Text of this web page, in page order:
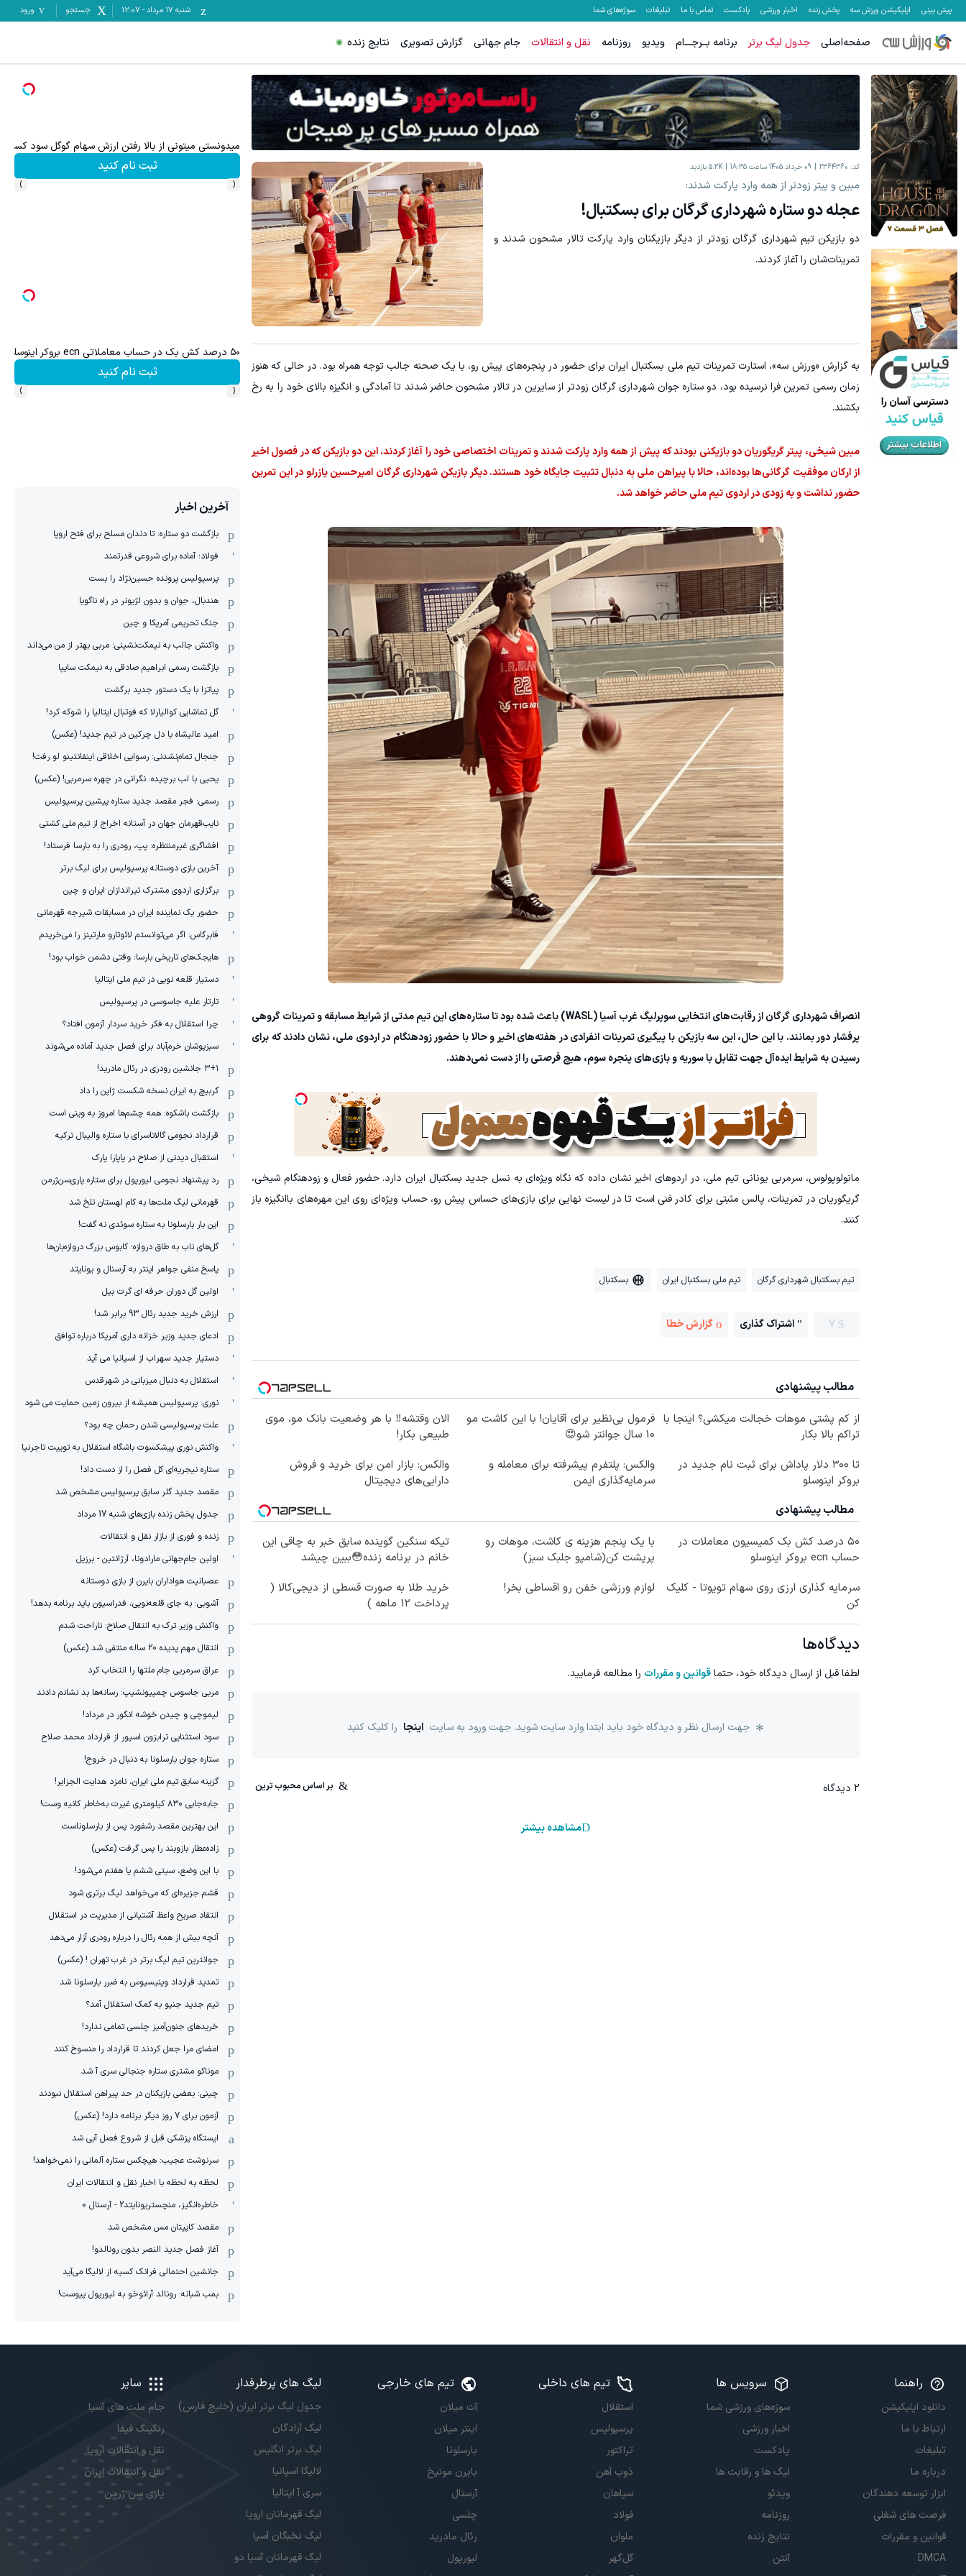
پیش بینی اپلیکیشن ورزش سه پخش زنده اخبار ورزشی پادکست تماس با ما تبلیغات سوژه‌های شما شنبه ۱۷ مرداد -
12:07 جستجو ورود
صفحه‌اصلی جدول لیگ برتر برنامه بــرجـــام ویدیو روزنامه نقل و انتقالات جام جهانی گزارش تصویری نتایج زنده
کد: 2364360 09 خرداد 1405 ساعت 18:35 5.2K بازدید
مبین و پیتر زودتر از همه وارد پارکت شدند:
عجله دو ستاره شهرداری گرگان برای بسکتبال!
دو بازیکن تیم شهرداری گرگان زودتر از دیگر بازیکنان وارد پارکت تالار مشحون شدند و
تمرینات‌شان را آغاز کردند.
به گزارش «ورزش سه»، استارت تمرینات تیم ملی بسکتبال ایران برای حضور در پنجره‌های پیش رو، با یک صحنه جالب توجه همراه بود. در حالی که هنوز
زمان رسمی تمرین فرا نرسیده بود، دو ستاره جوان شهرداری گرگان زودتر از سایرین در تالار مشحون حاضر شدند تا آمادگی و انگیزه بالای خود را به رخ
بکشند.
‏مبین شیخی، پیتر گریگوریان دو بازیکنی بودند که پیش از همه وارد پارکت شدند و تمرینات اختصاصی خود را آغاز کردند. این دو بازیکن که در فصول اخیر
از ارکان موفقیت گرگانی‌ها بوده‌اند، حالا با پیراهن ملی به دنبال تثبیت جایگاه خود هستند. دیگر بازیکن شهرداری گرگان امیرحسین یازرلو در این تمرین
حضور نداشت و به زودی در اردوی تیم ملی حاضر خواهد شد.
انصراف شهرداری گرگان از رقابت‌های انتخابی سوپرلیگ غرب آسیا (WASL) باعث شده بود تا ستاره‌های این تیم مدتی از شرایط مسابقه و تمرینات گروهی
پرفشار دور بمانند. با این حال، این سه بازیکن با پیگیری تمرینات انفرادی در هفته‌های اخیر و حالا با حضور زودهنگام در اردوی ملی، نشان دادند که برای
رسیدن به شرایط ایده‌آل جهت تقابل با سوریه و بازی‌های پنجره سوم، هیچ فرصتی را از دست نمی‌دهند.
مانولوپولوس، سرمربی یونانی تیم ملی، در اردوهای اخیر نشان داده که نگاه ویژه‌ای به نسل جدید بسکتبال ایران دارد. حضور فعال و زودهنگام شیخی،
گریگوریان در تمرینات، پالس مثبتی برای کادر فنی است تا در لیست نهایی برای بازی‌های حساس پیش رو، حساب ویژه‌ای روی این مهره‌های باانگیزه باز
کنند.
تیم بسکتبال شهرداری گرگان تیم ملی بسکتبال ایران بسکتبال
7 اشتراک گذاری گزارش خطا
مطالب پیشنهادی
از کم پشتی موهات خجالت میکشی؟ اینجا با
تراکم بالا بکار
فرمول بی‌نظیر برای آقایان! با این کاشت مو
10 سال جوانتر شو😍
الان وقتشه‼️ با هر وضعیت بانک مو، موی
طبیعی بکار!
تا ۳۰۰ دلار پاداش برای ثبت نام جدید در
بروکر اینوسلو
والکس: پلتفرم پیشرفته برای معامله و
سرمایه‌گذاری ایمن
والکس: بازار امن برای خرید و فروش
دارایی‌های دیجیتال
مطالب پیشنهادی
۵۰ درصد کش بک کمیسیون معاملات در
حساب ecn بروکر اینوسلو
با یک پنجم هزینه ی کاشت، موهات رو
پرپشت کن(شامپو جلبک سبز)
تیکه سنگین گوینده سابق خبر به چاقی این
خانم در برنامه زنده😳ببین چیشد
سرمایه گذاری ارزی روی سهام تویوتا - کلیک
کن
لوازم ورزشی خفن رو اقساطی بخر!
خرید طلا به صورت قسطی از دیجی‌کالا (
پرداخت 12 ماهه )
دیدگاه‌ها
لطفا قبل از ارسال دیدگاه خود، حتماقوانین و مقررات را مطالعه فرمایید.
جهت ارسال نظر و دیدگاه خود باید ابتدا وارد سایت شوید. جهت ورود به سایت اینجا را کلیک کنید
2 دیدگاه
مشاهده بیشتر
میدونستی میتونی از بالا رفتن ارزش سهام گوگل سود کسب
ثبت نام کنید
‹
›
۵۰ درصد کش بک در حساب معاملاتی ecn بروکر اینوسلو
ثبت نام کنید
‹
›
آخرین اخبار
بازگشت دو ستاره: تا دندان مسلح برای فتح اروپا
فولاد؛ آماده برای شروعی قدرتمند
پرسپولیس پرونده حسین‌نژاد را بست
هندبال، جوان و بدون لژیونر در راه ناگویا
جنگ تحریمی آمریکا و چین
واکنش جالب به نیمکت‌نشینی: مربی بهتر از من می‌داند
بازگشت رسمی ابراهیم صادقی به نیمکت سایپا
پیاتزا با یک دستور جدید برگشت
گل تماشایی کوالیارلا که فوتبال ایتالیا را شوکه کرد!
امید عالیشاه با دل چرکین در تیم جدید! (عکس)
جنجال تمام‌نشدنی:‌ رسوایی اخلاقی اینفانتینو لو رفت!
یحیی با لب برچیده: نگرانی در چهره سرمربی! (عکس)
رسمی: فجر مقصد جدید ستاره پیشین پرسپولیس
نایب‌قهرمان جهان در آستانه اخراج از تیم ملی کشتی
افشاگری غیرمنتظره: پپ، رودری را به بارسا فرستاد!
آخرین بازی دوستانه پرسپولیس برای لیگ برتر
برگزاری اردوی مشترک تیراندازان ایران و چین
حضور یک نماینده ایران در مسابقات شیرجه قهرمانی
فابرگاس: اگر می‌توانستم لائوتارو مارتینز را می‌خریدم
هایجک‌های تاریخی بارسا: وقتی دشمن خواب بود!
دستیار قلعه نویی در تیم ملی ایتالیا
تارتار علیه جاسوسی در پرسپولیس
چرا استقلال به فکر خرید سردار آزمون افتاد؟
سبزپوشان خرم‌آباد برای فصل جدید آماده می‌شوند
۳+۱ جانشین رودری در رئال مادرید!
گربیچ به ایران نسخه شکست ژاپن را داد
بازگشت باشکوه: همه چشم‌ها امروز به وینی است
قرارداد نجومی گالاتاسرای با ستاره والیبال ترکیه
استقبال دیدنی از صلاح در پاپارا پارک
رد پیشنهاد نجومی لیورپول برای ستاره پاری‌سن‌ژرمن
قهرمانی لیگ ملت‌ها به کام لهستان تلخ شد
این بار بارسلونا به ستاره سوئدی نه گفت!
گل‌های ناب به طاق دروازه؛ کابوس بزرگ دروازه‌بان‌ها
پاسخ منفی جواهر اینتر به آرسنال و یونایتد
اولین گل دوران حرفه ای گرت بیل
ارزش خرید جدید رئال 93 برابر شد!
ادعای جدید وزیر خزانه داری آمریکا درباره توافق
دستیار جدید سهراب از اسپانیا می آید
استقلال به دنبال میزبانی در شهرقدس
نوری: پرسپولیس همیشه از بیرون زمین حمایت می شود
علت پرسپولیسی شدن رحمان چه بود؟
واکنش نوری پیشکسوت باشگاه استقلال به توییت تاجرنیا
ستاره نیجریه‌ای کل فصل را از دست داد!
مقصد جدید گلر سابق پرسپولیس مشخص شد
جدول پخش زنده بازی‌های شنبه 17 مرداد
زنده و فوری از بازار نقل و انتقالات
اولین جام‌جهانی مارادونا، آرژانتین - برزیل
عصبانیت هواداران بایرن از بازی دوستانه
آشوبی: به جای قلعه‌نویی، فدراسیون باید برنامه بدهد!
واکنش وزیر ترک به انتقال صلاح: ناراحت شدم
انتقال مهم پدیده 20 ساله منتفی شد (عکس)
عراق سرمربی جام ملتها را انتخاب کرد
مربی جاسوس چمپیونشیپ: رسانه‌ها بد نشانم دادند
لیموچی و چیدن خوشه انگور در مرداد!
سود استثنایی ترابزون اسپور از قرارداد محمد صلاح
ستاره جوان بارسلونا به دنبال در خروج!
گزینه سابق تیم ملی ایران، نامزد هدایت الجزایر!
جابه‌جایی ۸۳۰ کیلومتری غیرت به‌خاطر کانیه وست!
این بهترین مقصد رشفورد پس از بارسلوناست
زاده‌عطار بازوبند را پس گرفت (عکس)
با این وضع، سیتی ششم یا هفتم می‌شود!
قشم جزیره‌ای که می‌خواهد لیگ برتری شود
انتقاد صریح واعظ آشتیانی از مدیریت در استقلال
آنچه بیش از همه رئال را درباره رودری آزار می‌دهد
جوانترین تیم لیگ برتر در غرب تهران ! (عکس)
تمدید قرارداد وینیسیوس به ضرر بارسلونا شد
تیم جدید جنپو به کمک استقلال آمد؟
خریدهای جنون‌آمیز چلسی تمامی ندارد!
امضای مرا جعل کردند تا قرارداد را منسوخ کنند
موناکو مشتری ستاره جنجالی سری آ شد
چینی: بعضی بازیکنان در حد پیراهن استقلال نبودند
آزمون برای 7 روز دیگر برنامه دارد! (عکس)
ایستگاه پزشکی قبل از شروع فصل آبی شد
سرنوشت عجیب: هیچکس ستاره آلمانی را نمی‌خواهد!
لحظه به لحظه با اخبار نقل و انتقالات ایران
خاطره‌انگیز، منچستریونایتد2 - آرسنال 0
مقصد کاپیتان مس مشخص شد
آغاز فصل جدید النصر بدون رونالدو!
جانشین احتمالی فرانک کسیه از لالیگا می‌آید
بمب شبانه: رونالد آرائوخو به لیورپول پیوست!
راهنما
دانلود اپلیکیشن
ارتباط با ما
تبلیغات
درباره ما
ابزار توسعه دهندگان
فرصت های شغلی
قوانین و مقررات
DMCA
سرویس ها
سوژه‌های ورزشی شما
اخبار ورزشی
پادکست
لیگ ها و رقابت ها
ویدئو
روزنامه
نتایج زنده
آنتن
تیم های داخلی
استقلال
پرسپولیس
تراکتور
ذوب آهن
سپاهان
فولاد
ملوان
گل‌گهر
تیم های خارجی
آث میلان
اینتر میلان
بارسلونا
بایرن مونیخ
آرسنال
چلسی
رئال مادرید
لیورپول
لیگ های پرطرفدار
جدول لیگ برتر ایران (خلیج فارس)
لیگ آزادگان
لیگ برتر انگلیس
لالیگا اسپانیا
سری آ ایتالیا
لیگ قهرمانان اروپا
لیگ نخبگان آسیا
لیگ قهرمانان آسیا دو
سایر
جام ملت های آسیا
رنکینگ فیفا
نقل و انتقالات اروپا
نقل و انتقالات ایران
پاری سن ژرمن